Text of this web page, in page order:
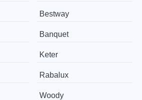
Bestway
Banquet
Keter
Rabalux
Woody